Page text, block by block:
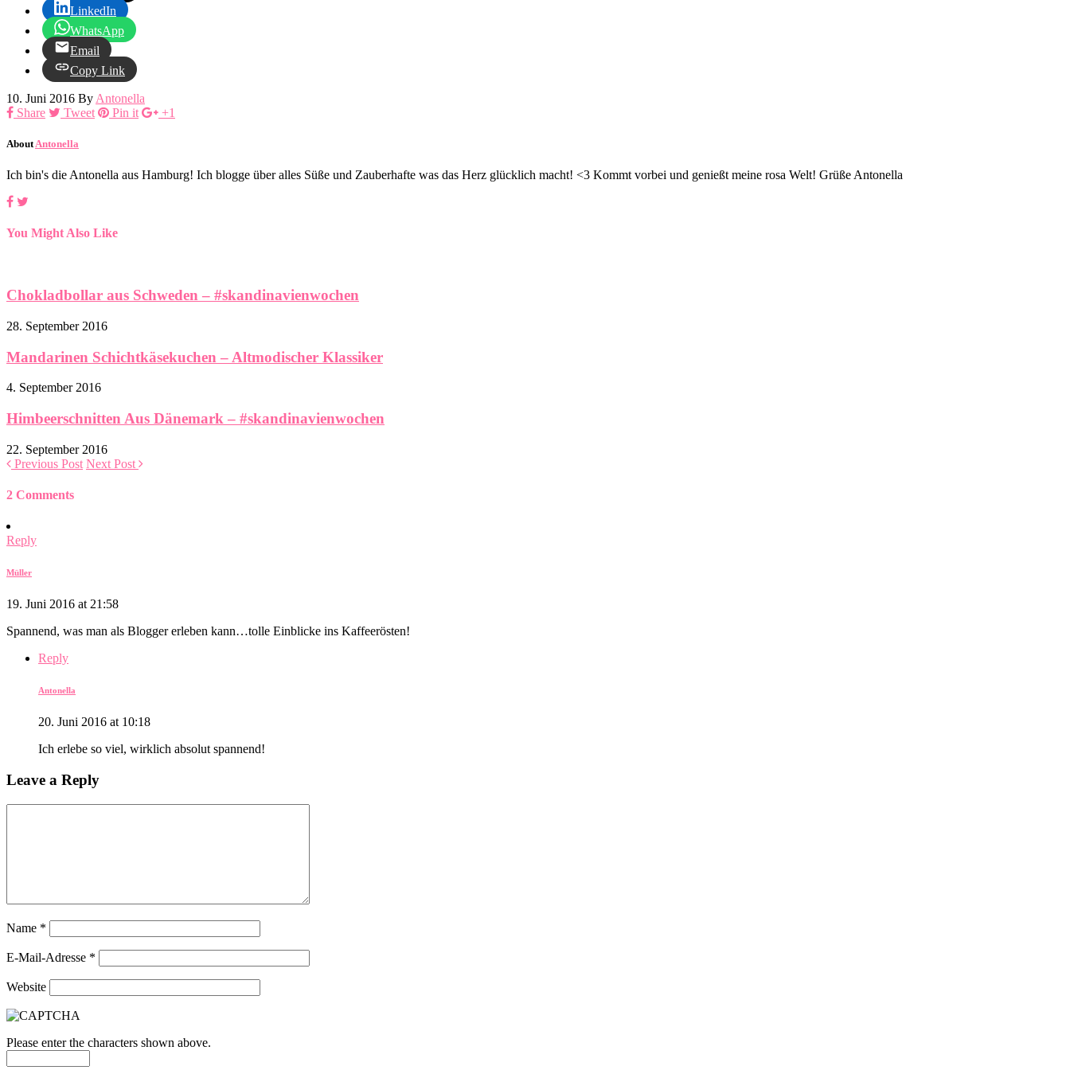
LinkedIn
WhatsApp
Email
Copy Link
10. Juni 2016 By Antonella
Share
Tweet Pin it +1
About Antonella
Ich bin's die Antonella aus Hamburg! Ich blogge über alles Süße und Zauberhafte was das Herz glücklich macht! <3 Kommt vorbei und genießt meine rosa Welt! Grüße Antonella
You Might Also Like
Chokladbollar aus Schweden – #skandinavienwochen
28. September 2016
Mandarinen Schichtkäsekuchen – Altmodischer Klassiker
4. September 2016
Himbeerschnitten Aus Dänemark – #skandinavienwochen
22. September 2016
Previous Post Next Post
2 Comments
Reply
Müller
19. Juni 2016 at 21:58
Spannend, was man als Blogger erleben kann…tolle Einblicke ins Kaffeerösten!
Reply
Antonella
20. Juni 2016 at 10:18
Ich erlebe so viel, wirklich absolut spannend!
Leave a Reply
Name *
E-Mail-Adresse *
Website
Please enter the characters shown above.